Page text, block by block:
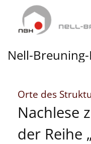
Zum Inhalt springen
Nell-
Orte des
Nachlese
der Reihe